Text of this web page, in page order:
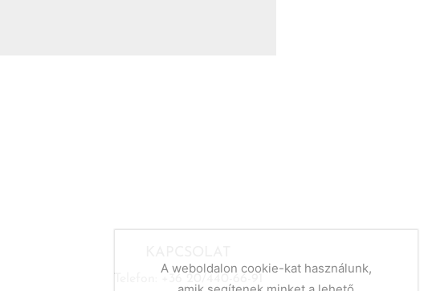
A weboldalon cookie-kat használunk,